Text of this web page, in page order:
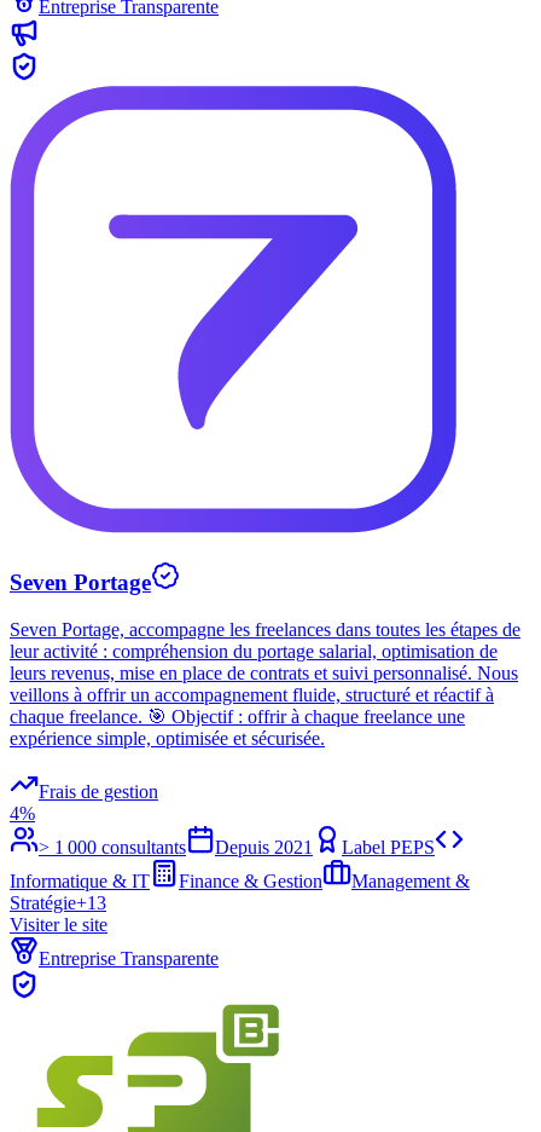
Entreprise Transparente
Seven Portage
Seven Portage, accompagne les freelances dans toutes les étapes de
leur activité : compréhension du portage salarial, optimisation de
leurs revenus, mise en place de contrats et suivi personnalisé. Nous
veillons à offrir un accompagnement fluide, structuré et réactif à
chaque freelance. 🎯 Objectif : offrir à chaque freelance une
expérience simple, optimisée et sécurisée.
Frais de gestion
4%
> 1 000 consultants
Depuis 2021
Label PEPS
Informatique & IT
Finance & Gestion
Management &
Stratégie+13
Visiter le site
Entreprise Transparente